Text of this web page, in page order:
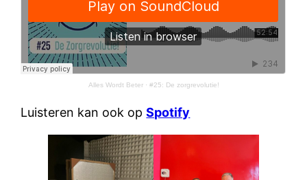
Alles Wordt Beter· #25: De zorgrevolutie!
Luisteren kan ook opSpotify